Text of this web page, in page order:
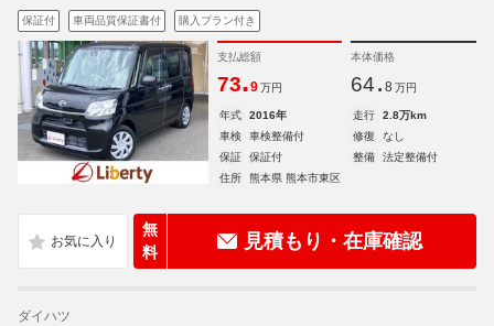
保証付 車両品質保証書付 購入プラン付き
支払総額
73.9 万円
本体価格
64. 8 万円
年式 2016年 走行
2.8万km
車検
車検整備付 修復
なし
保証
保証付 整備
法定整備付
住所
熊本県 熊本市東区
無
料
見積もり・在庫確認
ダイハツ